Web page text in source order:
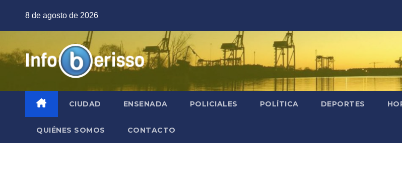
8 de agosto de 2026
CIUDAD ENSENADA POLICIALES POLÍTICA DEPORTES
QUIÉNES SOMOS CONTACTO